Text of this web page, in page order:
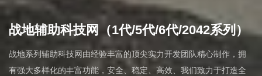
战地辅助科技网（1代/5代/6代/2042系列）
战地系列辅助科技网由经验丰富的顶尖实力开发团队精心制作，拥
有强大多样化的丰富功能，安全、稳定、高效、我们致力于打造全